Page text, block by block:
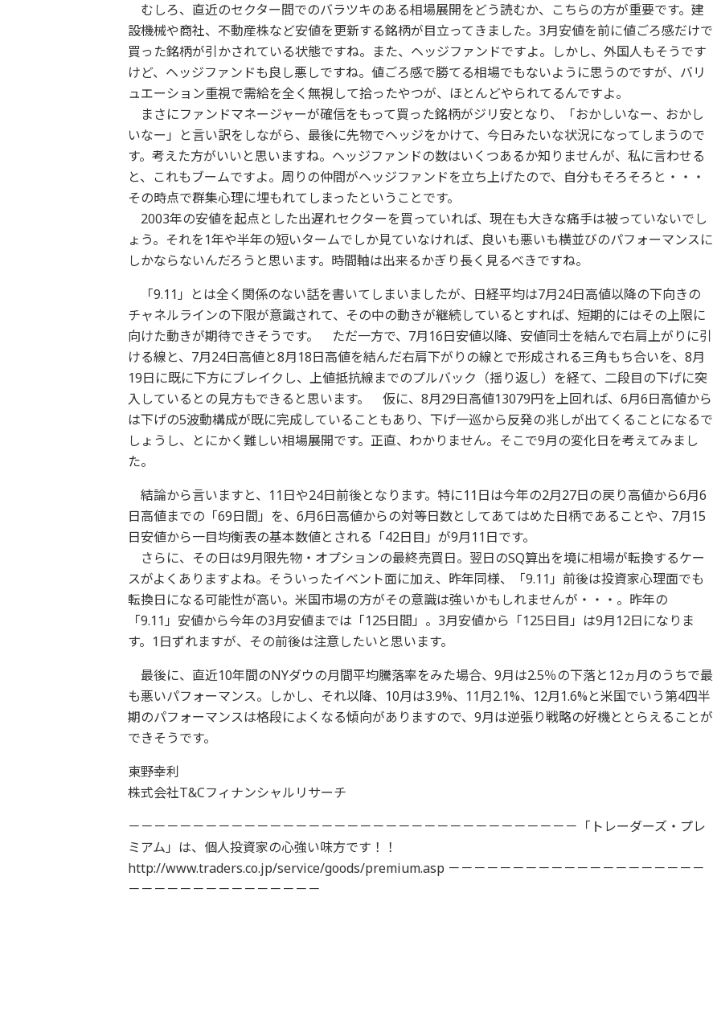
むしろ、直近のセクター間でのバラツキのある相場展開をどう読むか、こちらの方が重要です。建
設機械や商社、不動産株など安値を更新する銘柄が目立ってきました。3月安値を前に値ごろ感だけで
買った銘柄が引かされている状態ですね。また、ヘッジファンドですよ。しかし、外国人もそうです
けど、ヘッジファンドも良し悪しですね。値ごろ感で勝てる相場でもないように思うのですが、バリ
ュエーション重視で需給を全く無視して拾ったやつが、ほとんどやられてるんですよ。
まさにファンドマネージャーが確信をもって買った銘柄がジリ安となり、「おかしいなー、おかし
いなー」と言い訳をしながら、最後に先物でヘッジをかけて、今日みたいな状況になってしまうので
す。考えた方がいいと思いますね。ヘッジファンドの数はいくつあるか知りませんが、私に言わせる
と、これもブームですよ。周りの仲間がヘッジファンドを立ち上げたので、自分もそろそろと・・・
その時点で群集心理に埋もれてしまったということです。
2003年の安値を起点とした出遅れセクターを買っていれば、現在も大きな痛手は被っていないでし
ょう。それを1年や半年の短いタームでしか見ていなければ、良いも悪いも横並びのパフォーマンスに
しかならないんだろうと思います。時間軸は出来るかぎり長く見るべきですね。
「9.11」とは全く関係のない話を書いてしまいましたが、日経平均は7月24日高値以降の下向きの
チャネルラインの下限が意識されて、その中の動きが継続しているとすれば、短期的にはその上限に
向けた動きが期待できそうです。 ただ一方で、7月16日安値以降、安値同士を結んで右肩上がりに引
ける線と、7月24日高値と8月18日高値を結んだ右肩下がりの線とで形成される三角もち合いを、8月
19日に既に下方にブレイクし、上値抵抗線までのプルバック（揺り返し）を経て、二段目の下げに突
入しているとの見方もできると思います。 仮に、8月29日高値13079円を上回れば、6月6日高値から
は下げの5波動構成が既に完成していることもあり、下げ一巡から反発の兆しが出てくることになるで
しょうし、とにかく難しい相場展開です。正直、わかりません。そこで9月の変化日を考えてみまし
た。
結論から言いますと、11日や24日前後となります。特に11日は今年の2月27日の戻り高値から6月6
日高値までの「69日間」を、6月6日高値からの対等日数としてあてはめた日柄であることや、7月15
日安値から一目均衡表の基本数値とされる「42日目」が9月11日です。
さらに、その日は9月限先物・オプションの最終売買日。翌日のSQ算出を境に相場が転換するケー
スがよくありますよね。そういったイベント面に加え、昨年同様、「9.11」前後は投資家心理面でも
転換日になる可能性が高い。米国市場の方がその意識は強いかもしれませんが・・・。昨年の
「9.11」安値から今年の3月安値までは「125日間」。3月安値から「125日目」は9月12日になりま
す。1日ずれますが、その前後は注意したいと思います。
最後に、直近10年間のNYダウの月間平均騰落率をみた場合、9月は2.5％の下落と12ヵ月のうちで最
も悪いパフォーマンス。しかし、それ以降、10月は3.9%、11月2.1%、12月1.6%と米国でいう第4四半
期のパフォーマンスは格段によくなる傾向がありますので、9月は逆張り戦略の好機ととらえることが
できそうです。
東野幸利
株式会社T&Cフィナンシャルリサーチ
－－－－－－－－－－－－－－－－－－－－－－－－－－－－－－－－－－－「トレーダーズ・プレ
ミアム」は、個人投資家の心強い味方です！！
http://www.traders.co.jp/service/goods/premium.asp －－－－－－－－－－－－－－－－－－－－
－－－－－－－－－－－－－－－